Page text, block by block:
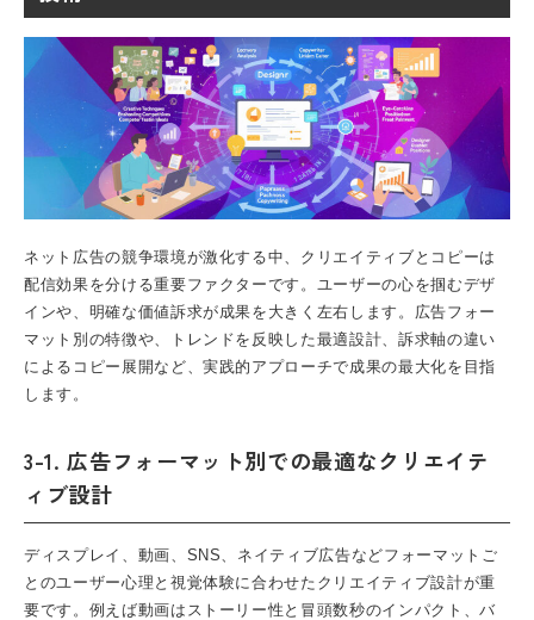
ネット広告の競争環境が激化する中、クリエイティブとコピーは
配信効果を分ける重要ファクターです。ユーザーの心を掴むデザ
インや、明確な価値訴求が成果を大きく左右します。広告フォー
マット別の特徴や、トレンドを反映した最適設計、訴求軸の違い
によるコピー展開など、実践的アプローチで成果の最大化を目指
します。
3-1. 広告フォーマット別での最適なクリエイテ
ィブ設計
ディスプレイ、動画、SNS、ネイティブ広告などフォーマットご
とのユーザー心理と視覚体験に合わせたクリエイティブ設計が重
要です。例えば動画はストーリー性と冒頭数秒のインパクト、バ